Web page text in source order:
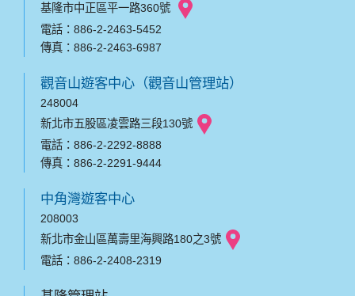
基隆市中正區平一路360號
電話：886-2-2463-5452
傳真：886-2-2463-6987
觀音山遊客中心（觀音山管理站）
248004
新北市五股區凌雲路三段130號
電話：886-2-2292-8888
傳真：886-2-2291-9444
中角灣遊客中心
208003
新北市金山區萬壽里海興路180之3號
電話：886-2-2408-2319